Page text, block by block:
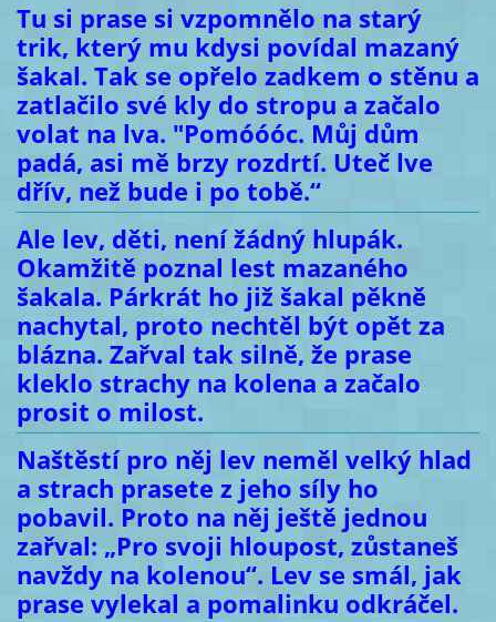
Tu si prase si vzpomnělo na starý
trik, který mu kdysi povídal mazaný
šakal. Tak se opřelo zadkem o stěnu a
zatlačilo své kly do stropu a začalo
volat na lva. "Pomóóóc. Můj dům
padá, asi mě brzy rozdrtí. Uteč lve
dřív, než bude i po tobě.“
Ale lev, děti, není žádný hlupák.
Okamžitě poznal lest mazaného
šakala. Párkrát ho již šakal pěkně
nachytal, proto nechtěl být opět za
blázna. Zařval tak silně, že prase
kleklo strachy na kolena a začalo
prosit o milost.
Naštěstí pro něj lev neměl velký hlad
a strach prasete z jeho síly ho
pobavil. Proto na něj ještě jednou
zařval: „Pro svoji hloupost, zůstaneš
navždy na kolenou“. Lev se smál, jak
prase vylekal a pomalinku odkráčel.